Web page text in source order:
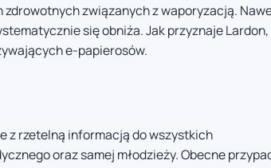
związanych z waporyzacją.
się obniża. Jak przyznaje Lardon,
e-papierosów.
z rzetelną informacją do wszystkich
oraz samej młodzieży. Obecne